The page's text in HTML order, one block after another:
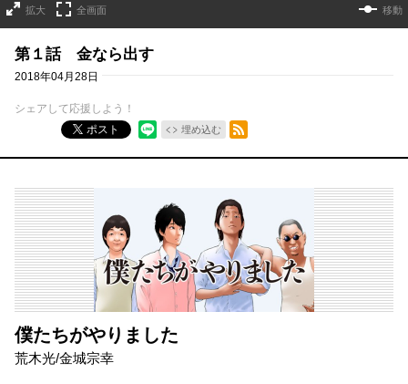
拡大 全画面 移動
第１話 金なら出す
2018年04月28日
シェアして応援しよう！
ポスト
埋め込む
RSSフィード
僕たちがやりました
荒木光/金城宗幸